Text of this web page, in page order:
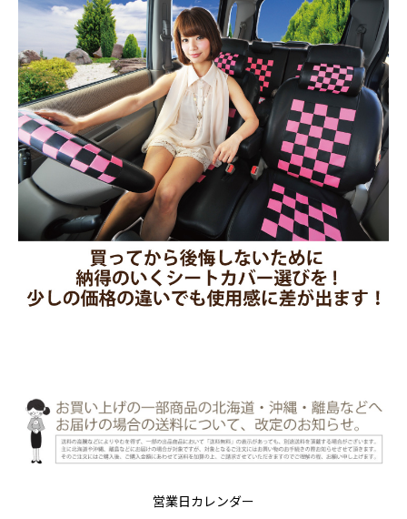
営業日カレンダー